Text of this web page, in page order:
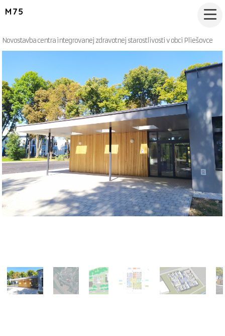
M75
Novostavba centra integrovanej zdravotnej starostlivosti v obci Pliešovce